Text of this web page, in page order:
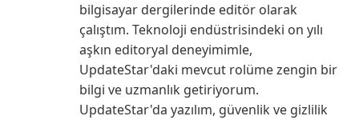
bilgisayar dergilerinde editör olarak
çalıştım. Teknoloji endüstrisindeki on yılı
aşkın editoryal deneyimimle,
UpdateStar'daki mevcut rolüme zengin bir
bilgi ve uzmanlık getiriyorum.
UpdateStar'da yazılım, güvenlik ve gizlilik